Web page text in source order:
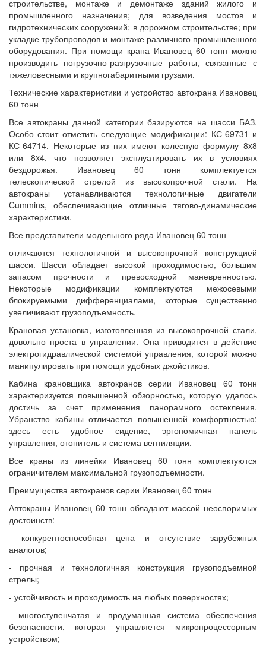
строительстве, монтаже и демонтаже зданий жилого и
промышленного назначения; для возведения мостов и
гидротехнических сооружений; в дорожном строительстве; при
укладке трубопроводов и монтаже различного промышленного
оборудования. При помощи крана Ивановец 60 тонн можно
производить погрузочно-разгрузочные работы, связанные с
тяжеловесными и крупногабаритными грузами.
Технические характеристики и устройство автокрана Ивановец
60 тонн
Все автокраны данной категории базируются на шасси БАЗ.
Особо стоит отметить следующие модификации: КС-69731 и
КС-64714. Некоторые из них имеют колесную формулу 8x8
или 8x4, что позволяет эксплуатировать их в условиях
бездорожья. Ивановец 60 тонн комплектуется
телескопической стрелой из высокопрочной стали. На
автокраны устанавливаются технологичные двигатели
Cummins, обеспечивающие отличные тягово-динамические
характеристики.
Все представители модельного ряда Ивановец 60 тонн
отличаются технологичной и высокопрочной конструкцией
шасси. Шасси обладает высокой проходимостью, большим
запасом прочности и превосходной маневренностью.
Некоторые модификации комплектуются межосевыми
блокируемыми дифференциалами, которые существенно
увеличивают грузоподъемность.
Крановая установка, изготовленная из высокопрочной стали,
довольно проста в управлении. Она приводится в действие
электрогидравлической системой управления, которой можно
манипулировать при помощи удобных джойстиков.
Кабина крановщика автокранов серии Ивановец 60 тонн
характеризуется повышенной обзорностью, которую удалось
достичь за счет применения панорамного остекления.
Убранство кабины отличается повышенной комфортностью:
здесь есть удобное сидение, эргономичная панель
управления, отопитель и система вентиляции.
Все краны из линейки Ивановец 60 тонн комплектуются
ограничителем максимальной грузоподъемности.
Преимущества автокранов серии Ивановец 60 тонн
Автокраны Ивановец 60 тонн обладают массой неоспоримых
достоинств:
- конкурентоспособная цена и отсутствие зарубежных
аналогов;
- прочная и технологичная конструкция грузоподъемной
стрелы;
- устойчивость и проходимость на любых поверхностях;
- многоступенчатая и продуманная система обеспечения
безопасности, которая управляется микропроцессорным
устройством;